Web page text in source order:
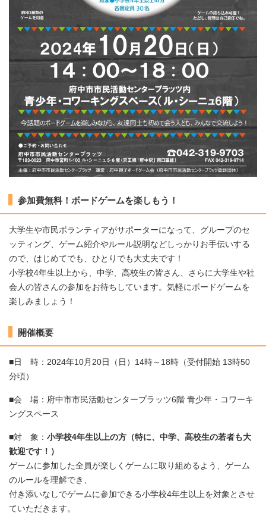
参加費無料！ボードゲームを楽しもう！
大学生や市民ボランティアがサポーターになって、グループのセ
ッティング、ゲーム紹介やルール説明などしっかりお手伝いする
ので、はじめてでも、ひとりでも大丈夫です！
小学校4年生以上から、中学、高校生の皆さん、さらに大学生や社
会人の皆さんの参加をお待ちしています。気軽にボードゲームを
楽しみましょう！
開催概要
■日 時：2024年10月20日（日）14時～18時（受付開始 13時50
分頃）
■会 場：府中市市民活動センタープラッツ6階 青少年・コワーキ
ングスペース
■対 象： 小学校4年生以上の方（特に、中学、高校生の若者も大
歓迎です！）
ゲームに参加した全員が楽しくゲームに取り組めるよう、ゲーム
のルールを理解でき、
付き添いなしでゲームに参加できる小学校4年生以上を対象とさせ
ていただきます。